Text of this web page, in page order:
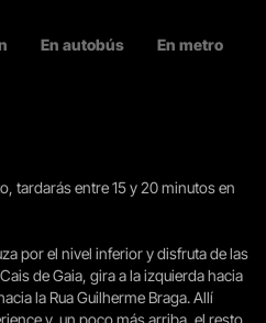
En autobús En metro
tardarás entre 15 y 20 minutos en
por el nivel inferior y disfruta de las
de Gaia, gira a la izquierda hacia
la Rua Guilherme Braga. Allí
y, un poco más arriba, el resto